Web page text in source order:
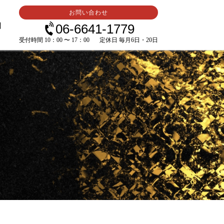
お問い合わせ
06-6641-1779
受付時間 10：00 〜 17：00 定休日 毎月6日・20日